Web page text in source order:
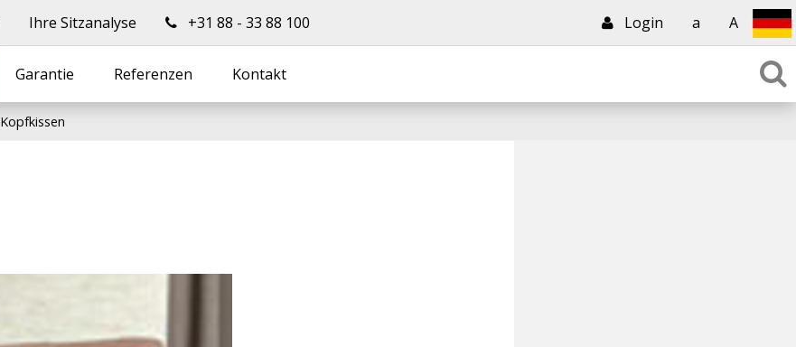
Ihre Sitzanalyse +31 88 - 33 88 100 A
a
Login
Garantie Referenzen Kontakt
Kopfkissen